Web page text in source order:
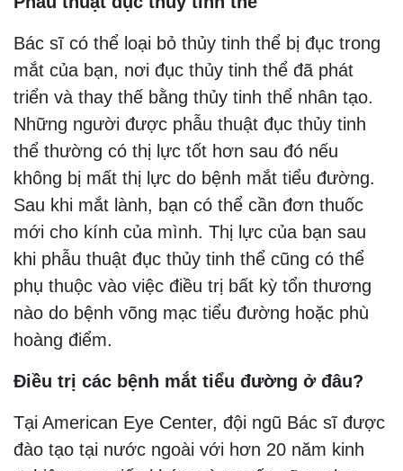
Bác sĩ có thể loại bỏ thủy tinh thể bị đục trong
mắt của bạn, nơi đục thủy tinh thể đã phát
triển và thay thế bằng thủy tinh thể nhân tạo.
Những người được phẫu thuật đục thủy tinh
thể thường có thị lực tốt hơn sau đó nếu
không bị mất thị lực do bệnh mắt tiểu đường.
Sau khi mắt lành, bạn có thể cần đơn thuốc
mới cho kính của mình. Thị lực của bạn sau
khi phẫu thuật đục thủy tinh thể cũng có thể
phụ thuộc vào việc điều trị bất kỳ tổn thương
nào do bệnh võng mạc tiểu đường hoặc phù
hoàng điểm.
Điều trị các bệnh mắt tiểu đường ở đâu?
Tại American Eye Center, đội ngũ Bác sĩ được
đào tạo tại nước ngoài với hơn 20 năm kinh